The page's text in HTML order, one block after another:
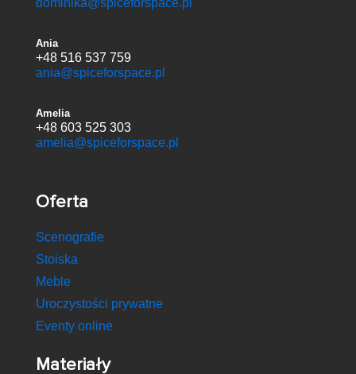
dominika@spiceforspace.pl
Ania
+48 516 537 759
ania@spiceforspace.pl
Amelia
+48 603 525 303
amelia@spiceforspace.pl
Oferta
Scenografie
Stoiska
Meble
Uroczystości prywatne
Eventy online
Materiały